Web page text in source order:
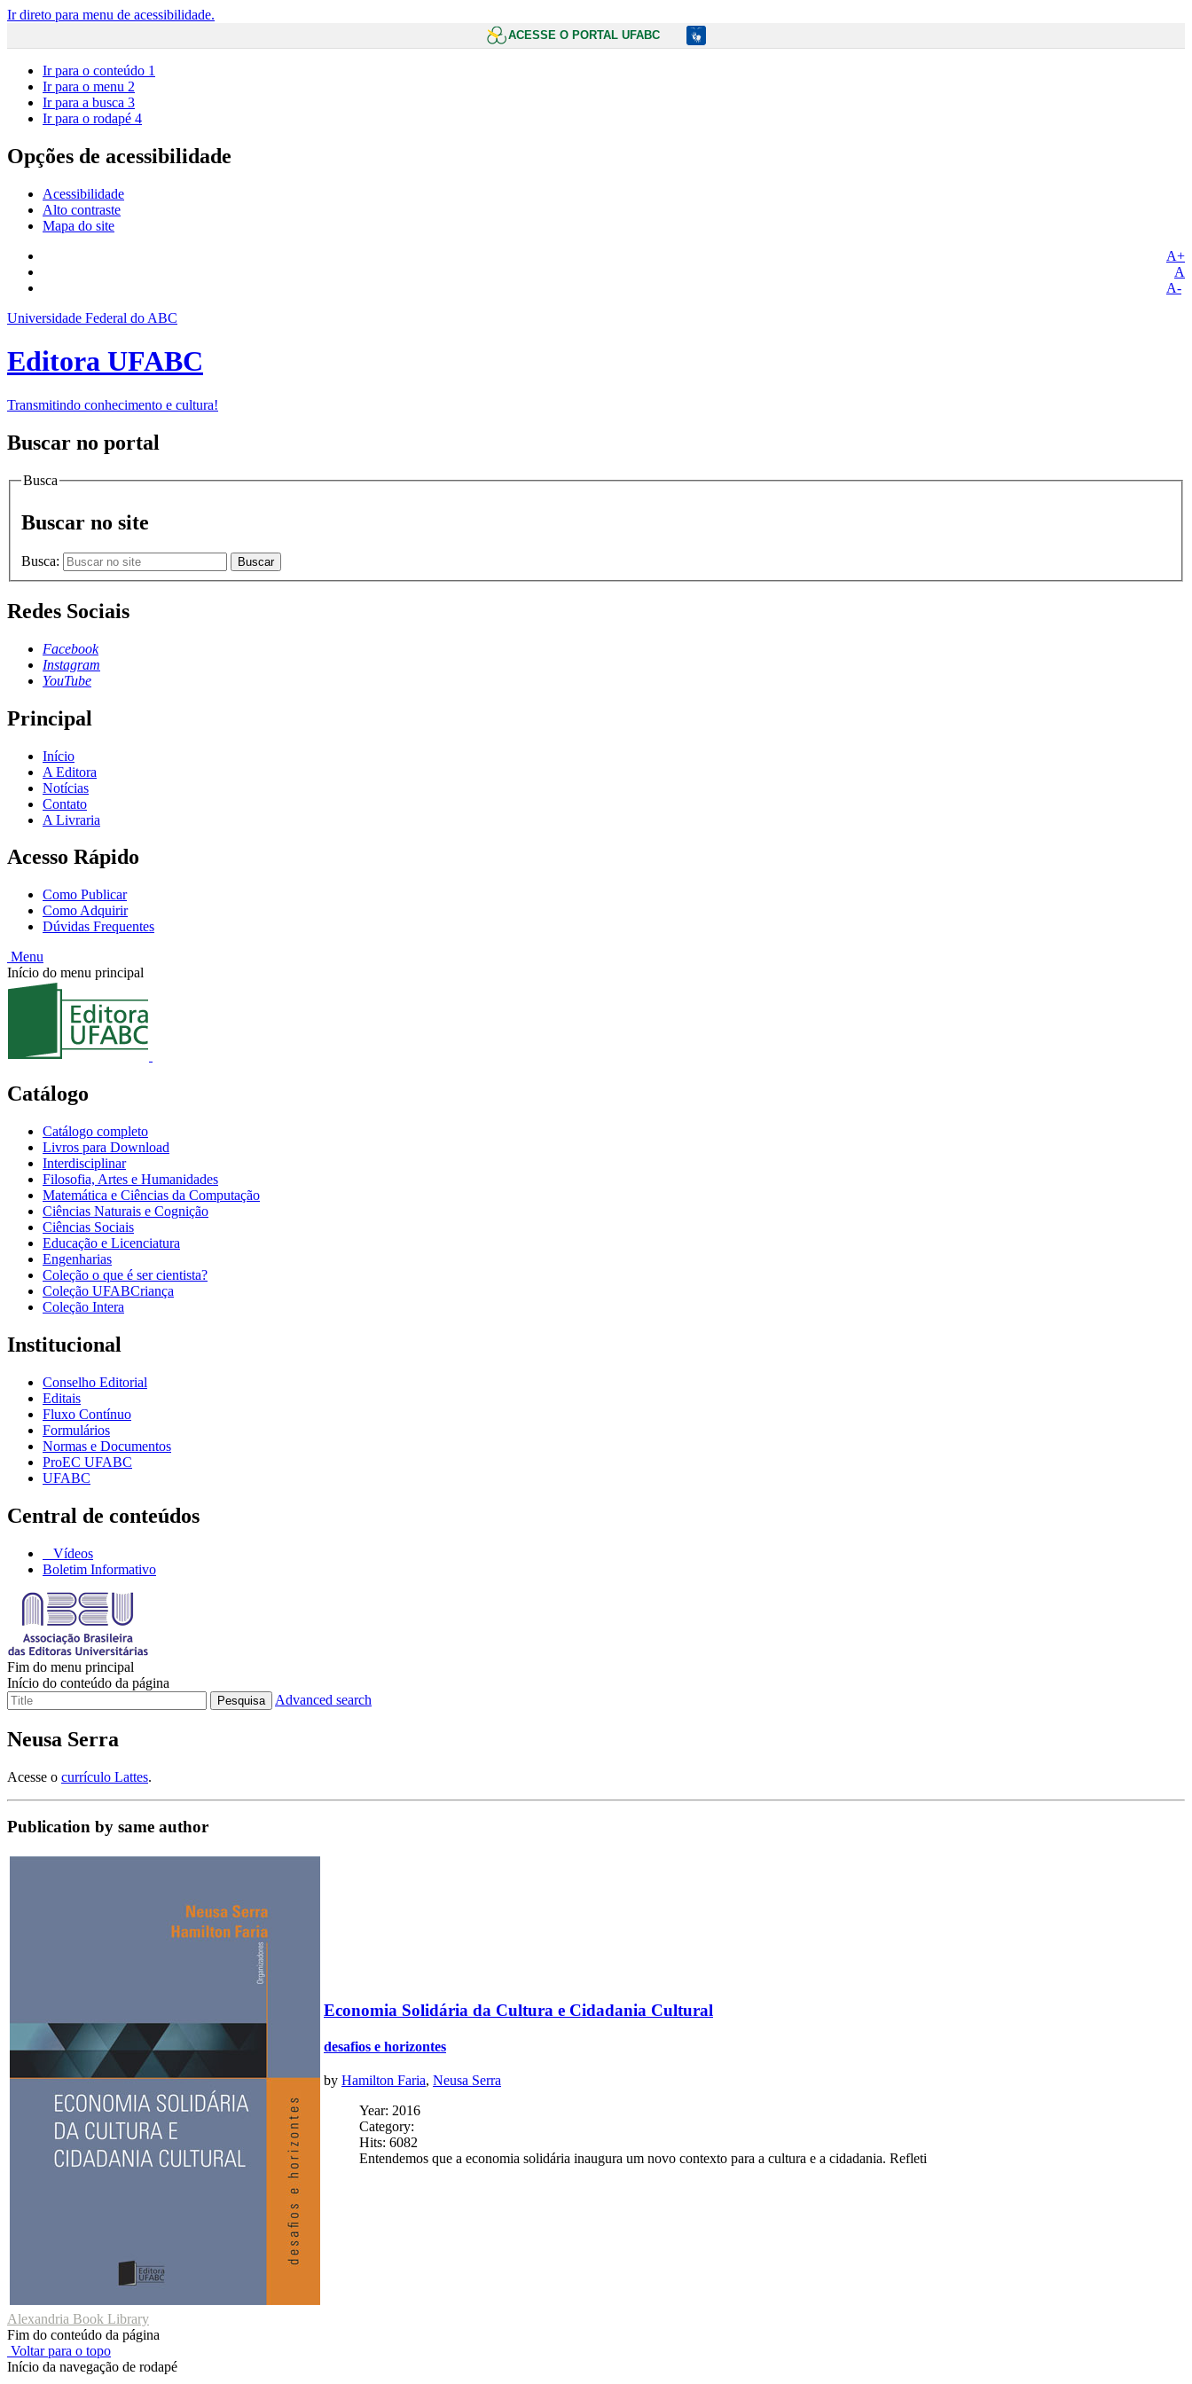
Ir direto para menu de acessibilidade.
ACESSE O PORTAL UFABC
Ir para o conteúdo 1
Ir para o menu 2
Ir para a busca 3
Ir para o rodapé 4
Opções de acessibilidade
Acessibilidade
Alto contraste
Mapa do site
A+
A
A-
Universidade Federal do ABC
Editora UFABC
Transmitindo conhecimento e cultura!
Buscar no portal
Busca
Buscar no site
Busca: Buscar
Redes Sociais
Facebook
Instagram
YouTube
Principal
Início
A Editora
Notícias
Contato
A Livraria
Acesso Rápido
Como Publicar
Como Adquirir
Dúvidas Frequentes
Menu
Início do menu principal
Catálogo
Catálogo completo
Livros para Download
Interdisciplinar
Filosofia, Artes e Humanidades
Matemática e Ciências da Computação
Ciências Naturais e Cognição
Ciências Sociais
Educação e Licenciatura
Engenharias
Coleção o que é ser cientista?
Coleção UFABCriança
Coleção Intera
Institucional
Conselho Editorial
Editais
Fluxo Contínuo
Formulários
Normas e Documentos
ProEC UFABC
UFABC
Central de conteúdos
Vídeos
Boletim Informativo
Fim do menu principal
Início do conteúdo da página
Pesquisa Advanced search
Neusa Serra
Acesse o currículo Lattes.
Publication by same author
Economia Solidária da Cultura e Cidadania Cultural
desafios e horizontes
by Hamilton Faria, Neusa Serra
Year: 2016
Category:
Hits: 6082
Entendemos que a economia solidária inaugura um novo contexto para a cultura e a cidadania. Refleti
Alexandria Book Library
Fim do conteúdo da página
Voltar para o topo
Início da navegação de rodapé